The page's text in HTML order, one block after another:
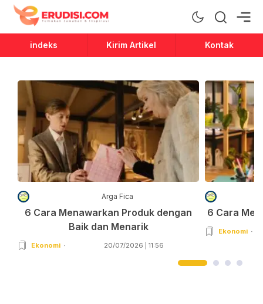
Erudisi
Temukan Jawaban dan Inspirasi
indeks Kirim Artikel Kontak
Arga Fica
6 Cara Menawarkan Produk dengan
Baik dan Menarik
Ekonomi 20/07/2026 | 11:56
6 Cara
Ekonomi